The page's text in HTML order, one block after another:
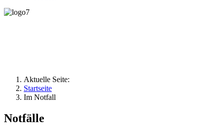
Aktuelle Seite:
Startseite
Im Notfall
Notfälle